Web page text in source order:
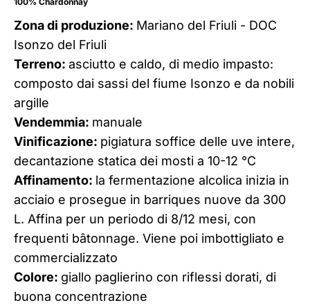
Zona di produzione: Mariano del Friuli - DOC
Isonzo del Friuli
Terreno: asciutto e caldo, di medio impasto:
composto dai sassi del fiume Isonzo e da nobili
argille
Vendemmia: manuale
Vinificazione: pigiatura soffice delle uve intere,
decantazione statica dei mosti a 10-12 °C
Affinamento: la fermentazione alcolica inizia in
acciaio e prosegue in barriques nuove da 300
L. Affina per un periodo di 8/12 mesi, con
frequenti bâtonnage. Viene poi imbottigliato e
commercializzato
Colore: giallo paglierino con riflessi dorati, di
buona concentrazione